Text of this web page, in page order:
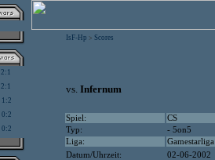
2:1
2:1
1:2
0:2
0:2
IsF-Hp > Scores
vs. Infernum
Spiel:
CS
Typ:
- 5on5
Liga:
Datum/Uhrzeit:
02-06-2002